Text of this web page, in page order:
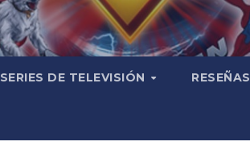
SERIES DE TELEVISIÓN RESEÑAS